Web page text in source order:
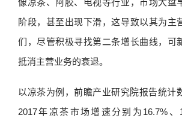
像凉茶、阿胶、电视等行业，市场大盘
阶段，甚至出现下滑，这导致以其为主
们，尽管积极寻找第二条增长曲线，可
抵消主营业务的衰退。
以凉茶为例，前瞻产业研究院报告统计
2017年凉茶市场增速分别为16.7%、